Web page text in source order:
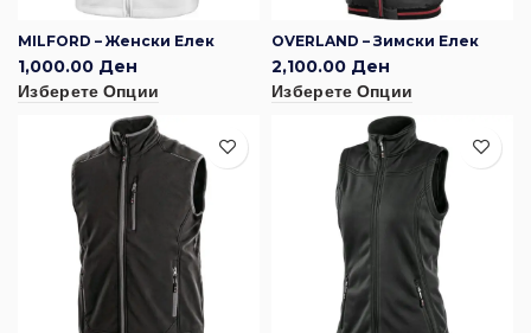
MILFORD – Женски Елек
1,000.00 Ден
Изберете Опции
OVERLAND – Зимски Елек
2,100.00 Ден
Изберете Опции